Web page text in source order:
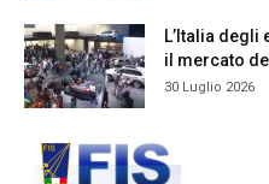
L’Italia degli
il mercato
30 Luglio 2026